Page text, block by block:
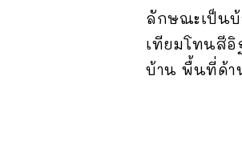
ลักษณะเป็นบ้
เทียมโทนสีอิ
บ้าน พื้นที่ด้า